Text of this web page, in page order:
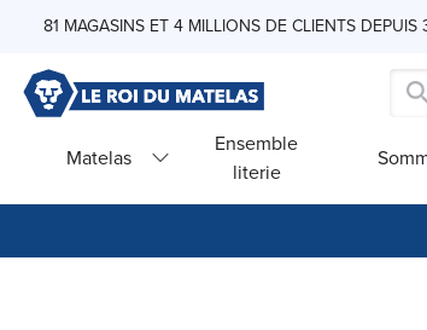
Skip to Content
81 MAGASINS ET 4 MILLIONS DE CLIENTS DEPUIS
Matelas
Ensemble
literie